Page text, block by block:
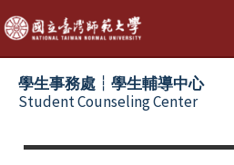
Skip
to
content
學生事務處┆學生輔導中心
Student Counseling Center